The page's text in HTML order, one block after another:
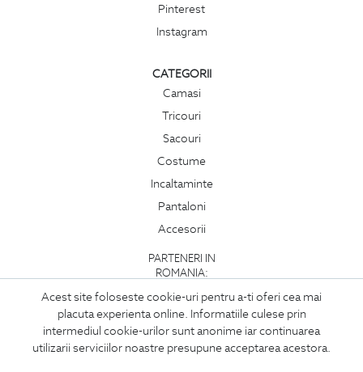
Acest site foloseste cookie-uri pentru a-ti oferi cea mai
placuta experienta online. Informatiile culese prin
intermediul cookie-urilor sunt anonime iar continuarea
utilizarii serviciilor noastre presupune acceptarea acestora.
Pinterest
Instagram
CATEGORII
Camasi
Tricouri
Sacouri
Costume
Incaltaminte
Pantaloni
Accesorii
PARTENERI IN
ROMANIA: